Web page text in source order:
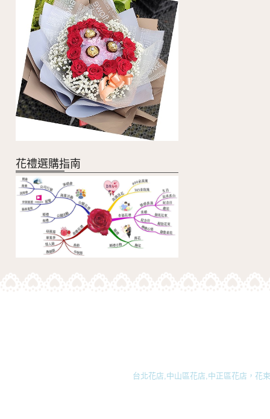
花禮選購指南
台北花店,中山區花店,中正區花店，花